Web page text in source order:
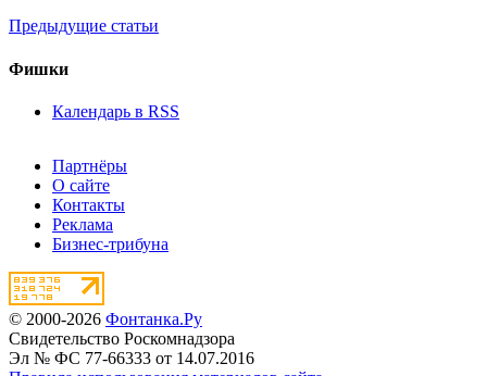
Предыдущие статьи
Фишки
Календарь в RSS
Партнёры
О сайте
Контакты
Реклама
Бизнес-трибуна
© 2000-2026 Фонтанка.Ру
Свидетельство Роскомнадзора
Эл № ФС 77-66333 от 14.07.2016